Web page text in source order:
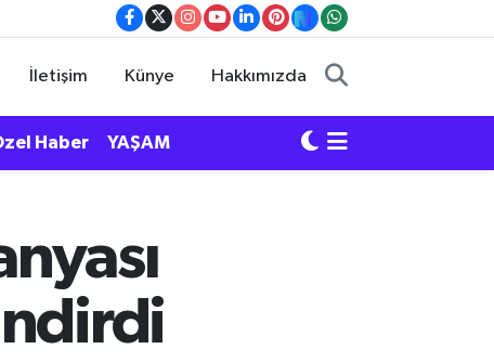
İletişim Künye Hakkımızda
Haber YAŞAM